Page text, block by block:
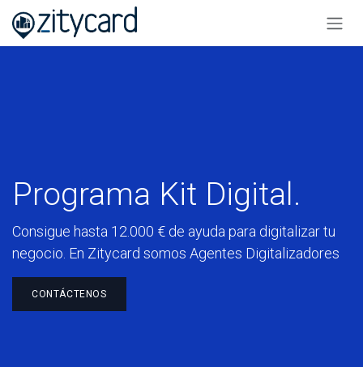
Ir al contenido
Programa Kit Digital.
Consigue hasta 12.000 € de ayuda para digitalizar tu
negocio. En Zitycard somos Agentes Digitalizadores
CONTÁCTENOS